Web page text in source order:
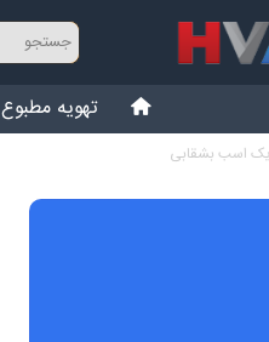
تهویه مطبوع
اسب بشقابی